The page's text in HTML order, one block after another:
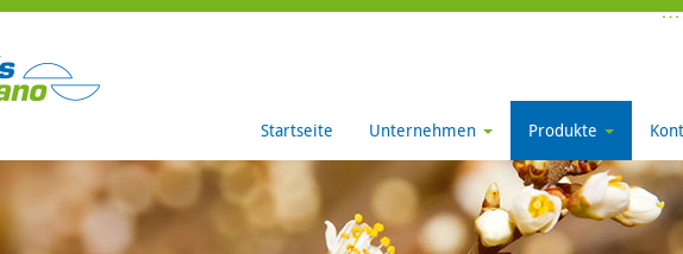
Startseite Unternehmen Produkte